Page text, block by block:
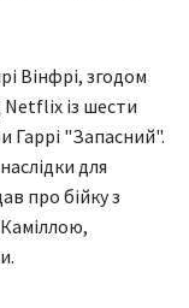
Вінфрі, згодом
Netflix із шести
Гаррі "Запасний".
для
про бійку з